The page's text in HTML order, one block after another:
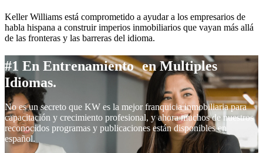
Keller Williams está comprometido a ayudar a los empresarios de
habla hispana a construir imperios inmobiliarios que vayan más allá
de las fronteras y las barreras del idioma.
#1 En Entrenamiento en Multiples
Idiomas.
No es un secreto que KW es la mejor franquicia inmobiliaria para
capacitación y crecimiento profesional, y ahora muchos de nuestros
reconocidos programas y publicaciones están disponibles en
español.